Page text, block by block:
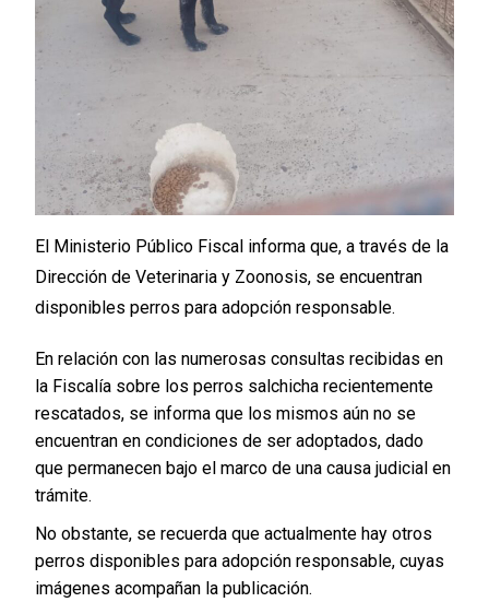
El Ministerio Público Fiscal informa que, a través de la
Dirección de Veterinaria y Zoonosis, se encuentran
disponibles perros para adopción responsable.
En relación con las numerosas consultas recibidas en
la Fiscalía sobre los perros salchicha recientemente
rescatados, se informa que los mismos aún no se
encuentran en condiciones de ser adoptados, dado
que permanecen bajo el marco de una causa judicial en
trámite.
No obstante, se recuerda que actualmente hay otros
perros disponibles para adopción responsable, cuyas
imágenes acompañan la publicación.